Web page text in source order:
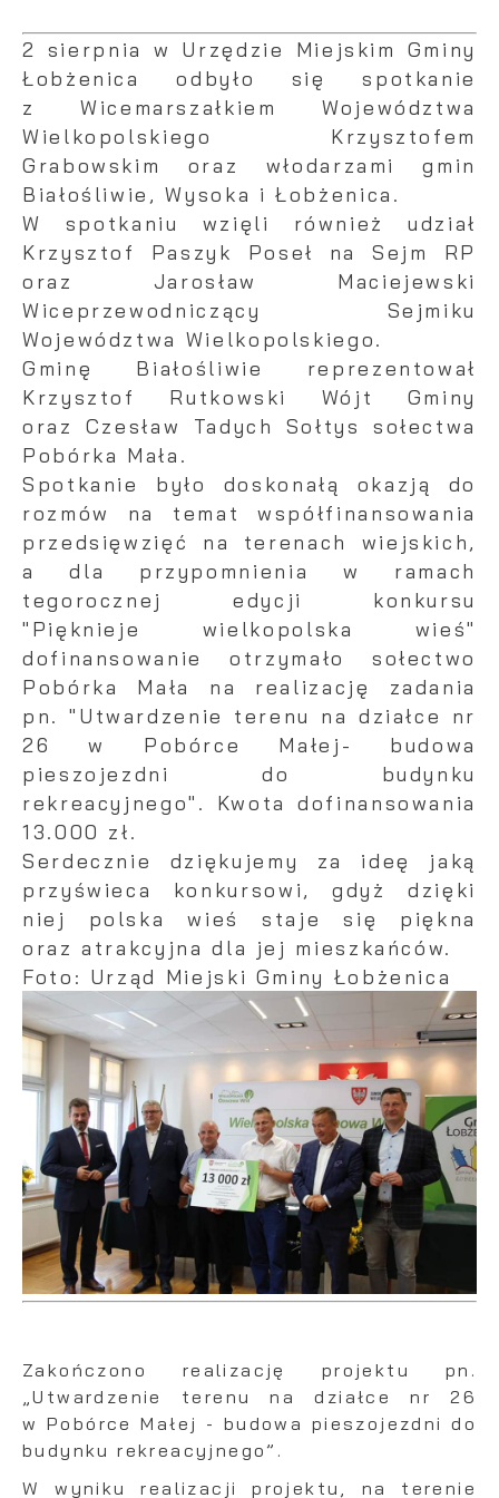
2 sierpnia w Urzędzie Miejskim Gminy
Łobżenica odbyło się spotkanie
z Wicemarszałkiem Województwa
Wielkopolskiego Krzysztofem
Grabowskim oraz włodarzami gmin
Białośliwie, Wysoka i Łobżenica.
W spotkaniu wzięli również udział
Krzysztof Paszyk Poseł na Sejm RP
oraz Jarosław Maciejewski
Wiceprzewodniczący Sejmiku
Województwa Wielkopolskiego.
Gminę Białośliwie reprezentował
Krzysztof Rutkowski Wójt Gminy
oraz Czesław Tadych Sołtys sołectwa
Pobórka Mała.
Spotkanie było doskonałą okazją do
rozmów na temat współfinansowania
przedsięwzięć na terenach wiejskich,
a dla przypomnienia w ramach
tegorocznej edycji konkursu
"Pięknieje wielkopolska wieś"
dofinansowanie otrzymało sołectwo
Pobórka Mała na realizację zadania
pn. "Utwardzenie terenu na działce nr
26 w Pobórce Małej- budowa
pieszojezdni do budynku
rekreacyjnego". Kwota dofinansowania
13.000 zł.
Serdecznie dziękujemy za ideę jaką
przyświeca konkursowi, gdyż dzięki
niej polska wieś staje się piękna
oraz atrakcyjna dla jej mieszkańców.
Foto: Urząd Miejski Gminy Łobżenica
Zakończono realizację projektu pn.
„Utwardzenie terenu na działce nr 26
w Pobórce Małej - budowa pieszojezdni do
budynku rekreacyjnego”.
W wyniku realizacji projektu, na terenie
gwarantuje dostępność wszystkich
funkcjonalności.
prezentowania Ci naszych komunikatów na
podstawie analizy Twoich upodobań oraz
Twoich zwyczajów dotyczących przeglądanej
witryny internetowej. Treści promocyjne mogą
pojawić się na stronach podmiotów trzecich
lub firm będących naszymi partnerami oraz
innych dostawców usług. Firmy te działają w
charakterze pośredników prezentujących nasze
treści w postaci wiadomości, ofert,
komunikatów mediów społecznościowych.
Więcej